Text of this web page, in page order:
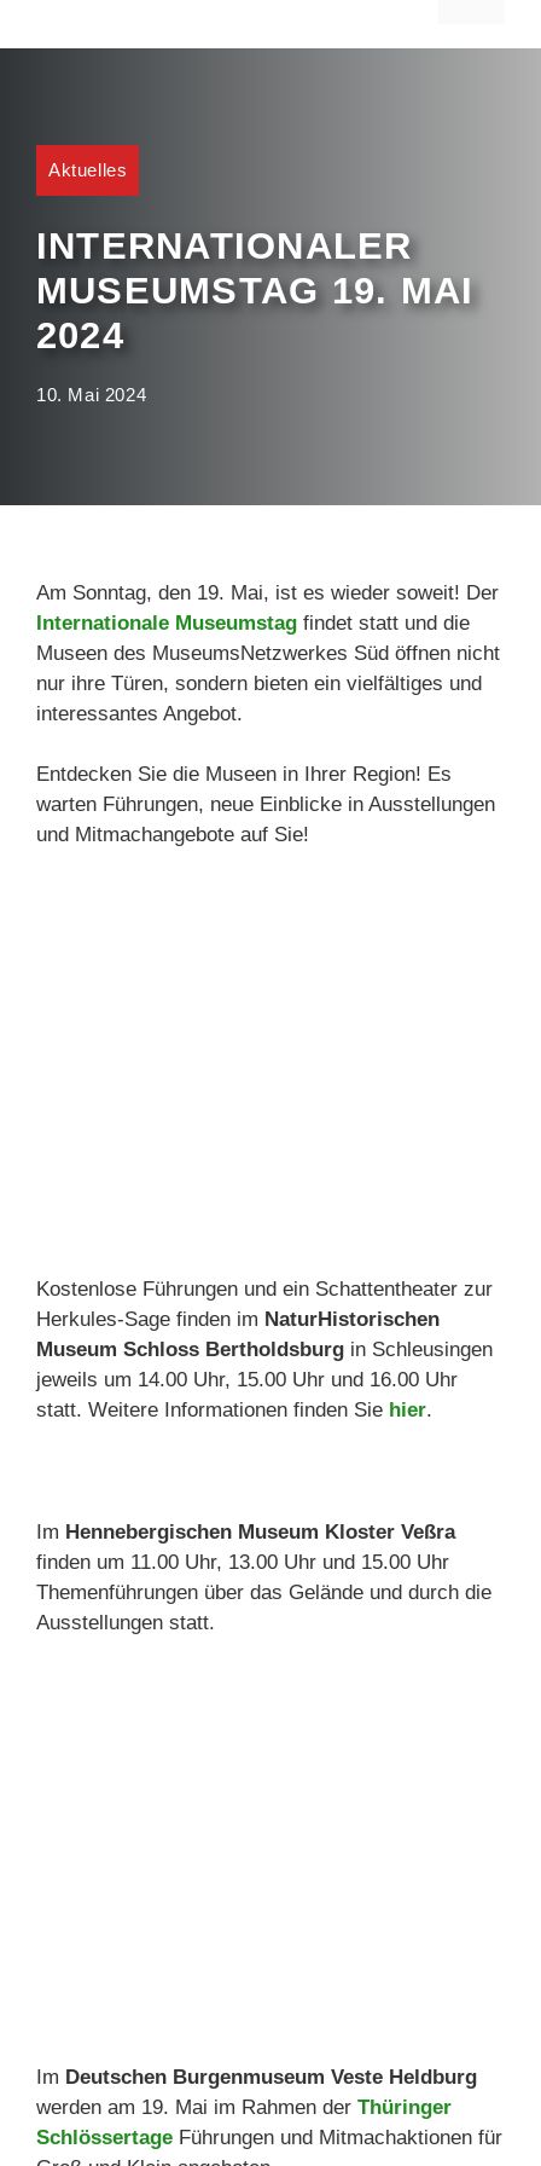
Aktuelles
INTERNATIONALER
MUSEUMSTAG 19. MAI
2024
10. Mai 2024
Am Sonntag, den 19. Mai, ist es wieder soweit! Der
Internationale Museumstag findet statt und die
Museen des MuseumsNetzwerkes Süd öffnen nicht
nur ihre Türen, sondern bieten ein vielfältiges und
interessantes Angebot.
Entdecken Sie die Museen in Ihrer Region! Es
warten Führungen, neue Einblicke in Ausstellungen
und Mitmachangebote auf Sie!
Kostenlose Führungen und ein Schattentheater zur
Herkules-Sage finden im NaturHistorischen
Museum Schloss Bertholdsburg in Schleusingen
jeweils um 14.00 Uhr, 15.00 Uhr und 16.00 Uhr
statt. Weitere Informationen finden Sie hier.
Im Hennebergischen Museum Kloster Veßra
finden um 11.00 Uhr, 13.00 Uhr und 15.00 Uhr
Themenführungen über das Gelände und durch die
Ausstellungen statt.
Im Deutschen Burgenmuseum Veste Heldburg
werden am 19. Mai im Rahmen der Thüringer
Schlössertage Führungen und Mitmachaktionen für